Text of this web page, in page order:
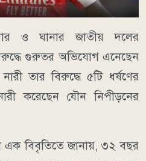
ও ঘানার জাতীয় দলের
গুরুতর অভিযোগ এনেছেন
তার বিরুদ্ধে ৫টি ধর্ষণের
করেছেন যৌন নিপীড়নের
এক বিবৃতিতে জানায়, ৩২ বছর